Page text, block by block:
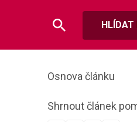
HLÍDAT
Osnova článku
Shrnout článek